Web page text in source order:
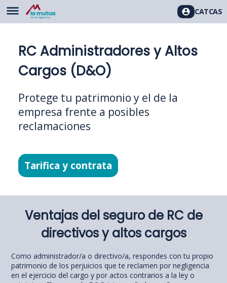
CATCAS
RC Administradores y Altos
Cargos (D&O)
Protege tu patrimonio y el de la
empresa frente a posibles
reclamaciones
Tarifica y contrata
Ventajas del seguro de RC de
directivos y altos cargos
Como administrador/a o directivo/a, respondes con tu propio
patrimonio de los perjuicios que te reclamen por negligencia
en el ejercicio del cargo y por actos contrarios a la ley o